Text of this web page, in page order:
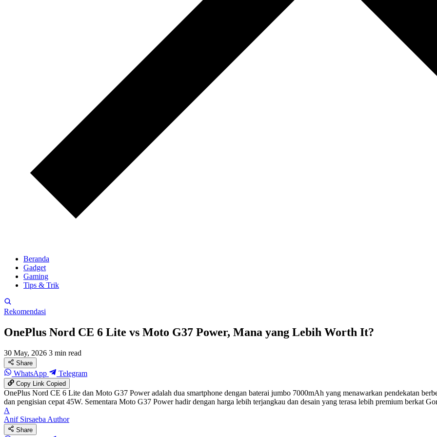
Beranda
Gadget
Gaming
Tips & Trik
Rekomendasi
OnePlus Nord CE 6 Lite vs Moto G37 Power, Mana yang Lebih Worth It?
30 May, 2026 3 min read
Share
WhatsApp Telegram
Copy LinkCopied
OnePlus Nord CE 6 Lite dan Moto G37 Power adalah dua smartphone dengan baterai jumbo 7000mAh yang menawarkan pendekatan
dan pengisian cepat 45W. Sementara Moto G37 Power hadir dengan harga lebih terjangkau dan desain yang terasa lebih premium berkat
A
Anif SirsaebaAuthor
Share